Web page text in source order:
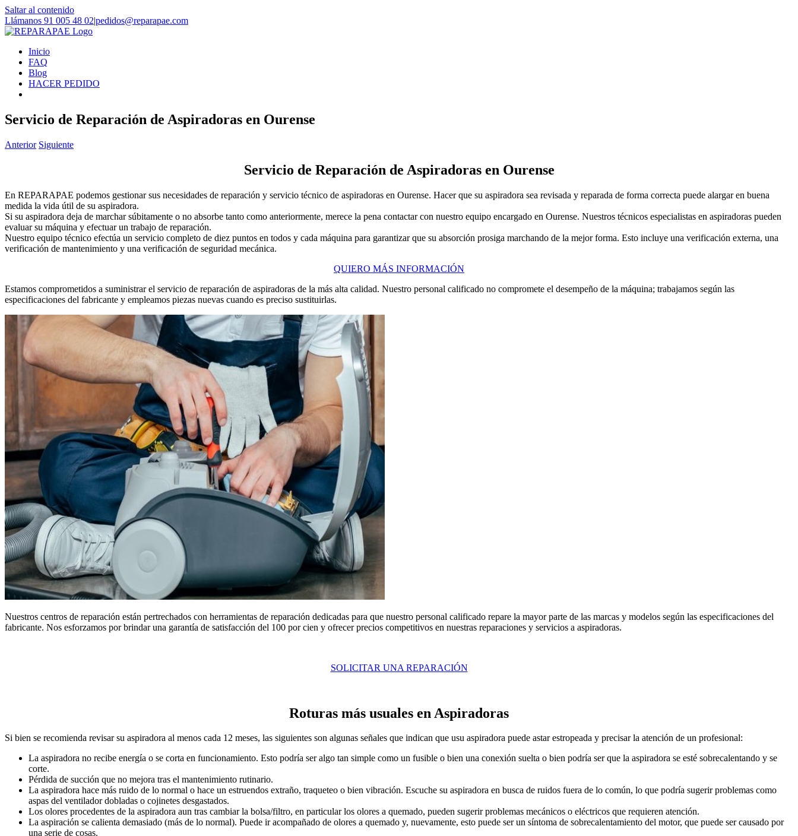
Saltar al contenido
Llámanos 91 005 48 02|pedidos@reparapae.com
Inicio
FAQ
Blog
HACER PEDIDO
Servicio de Reparación de Aspiradoras en Ourense
Anterior Siguiente
Servicio de Reparación de Aspiradoras en Ourense
En REPARAPAE podemos gestionar sus necesidades de reparación y servicio técnico de aspiradoras en Ourense. Hacer que su aspiradora sea revisada y reparada de forma correcta puede alargar en buena
medida la vida útil de su aspiradora.
Si su aspiradora deja de marchar súbitamente o no absorbe tanto como anteriormente, merece la pena contactar con nuestro equipo encargado en Ourense. Nuestros técnicos especialistas en aspiradoras pueden
evaluar su máquina y efectuar un trabajo de reparación.
Nuestro equipo técnico efectúa un servicio completo de diez puntos en todos y cada máquina para garantizar que su absorción prosiga marchando de la mejor forma. Esto incluye una verificación externa, una
verificación de mantenimiento y una verificación de seguridad mecánica.
QUIERO MÁS INFORMACIÓN
Estamos comprometidos a suministrar el servicio de reparación de aspiradoras de la más alta calidad. Nuestro personal calificado no compromete el desempeño de la máquina; trabajamos según las
especificaciones del fabricante y empleamos piezas nuevas cuando es preciso sustituirlas.
Nuestros centros de reparación están pertrechados con herramientas de reparación dedicadas para que nuestro personal calificado repare la mayor parte de las marcas y modelos según las especificaciones del
fabricante. Nos esforzamos por brindar una garantía de satisfacción del 100 por cien y ofrecer precios competitivos en nuestras reparaciones y servicios a aspiradoras.
SOLICITAR UNA REPARACIÓN
Roturas más usuales en Aspiradoras
Si bien se recomienda revisar su aspiradora al menos cada 12 meses, las siguientes son algunas señales que indican que usu aspiradora puede astar estropeada y precisar la atención de un profesional:
La aspiradora no recibe energía o se corta en funcionamiento. Esto podría ser algo tan simple como un fusible o bien una conexión suelta o bien podría ser que la aspiradora se esté sobrecalentando y se
corte.
Pérdida de succión que no mejora tras el mantenimiento rutinario.
La aspiradora hace más ruido de lo normal o hace un estruendos extraño, traqueteo o bien vibración. Escuche su aspiradora en busca de ruidos fuera de lo común, lo que podría sugerir problemas como
aspas del ventilador dobladas o cojinetes desgastados.
Los olores procedentes de la aspiradora aun tras cambiar la bolsa/filtro, en particular los olores a quemado, pueden sugerir problemas mecánicos o eléctricos que requieren atención.
La aspiración se calienta demasiado (más de lo normal). Puede ir acompañado de olores a quemado y, nuevamente, esto puede ser un síntoma de sobrecalentamiento del motor, que puede ser causado por
una serie de cosas.